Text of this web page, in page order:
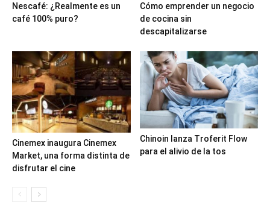
Nescafé: ¿Realmente es un
café 100% puro?
Cómo emprender un negocio
de cocina sin
descapitalizarse
Cinemex inaugura Cinemex
Market, una forma distinta de
disfrutar el cine
Chinoin lanza Troferit Flow
para el alivio de la tos